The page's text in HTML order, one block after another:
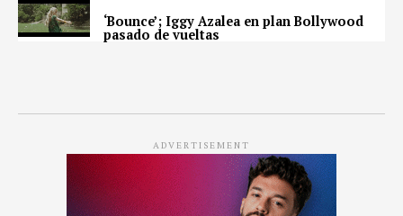
‘Bounce’; Iggy Azalea en plan Bollywood
pasado de vueltas
ADVERTISEMENT